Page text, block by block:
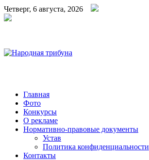
Четверг, 6 августа, 2026
Народная трибуна
Калининская районная газета
Главная
Фото
Конкурсы
О рекламе
Нормативно-правовые документы
Устав
Политика конфиденциальности
Контакты